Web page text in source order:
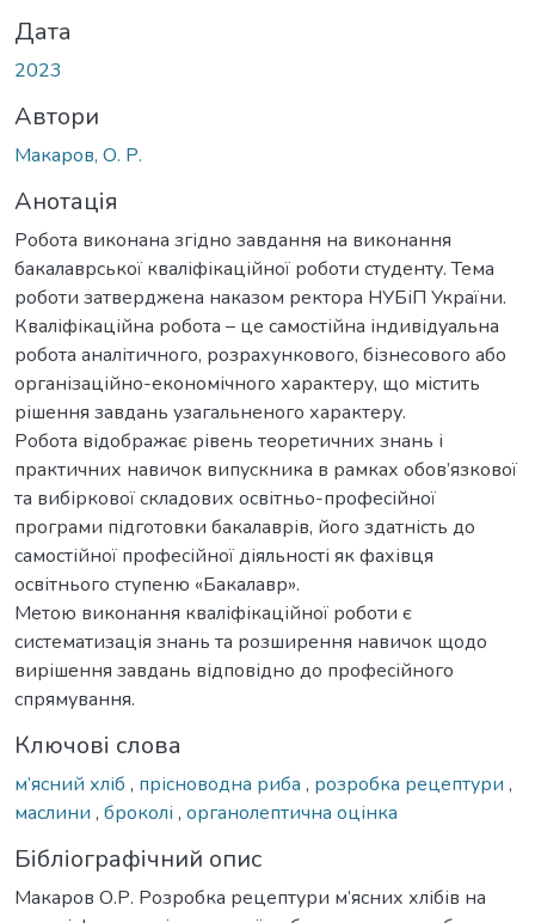
Дата
2023
Автори
Макаров, О. Р.
Анотація
Робота виконана згідно завдання на виконання
бакалаврської кваліфікаційної роботи студенту. Тема
роботи затверджена наказом ректора НУБіП України.
Кваліфікаційна робота – це самостійна індивідуальна
робота аналітичного, розрахункового, бізнесового або
організаційно-економічного характеру, що містить
рішення завдань узагальненого характеру.
Робота відображає рівень теоретичних знань і
практичних навичок випускника в рамках обов’язкової
та вибіркової складових освітньо-професійної
програми підготовки бакалаврів, його здатність до
самостійної професійної діяльності як фахівця
освітнього ступеню «Бакалавр».
Метою виконання кваліфікаційної роботи є
систематизація знань та розширення навичок щодо
вирішення завдань відповідно до професійного
спрямування.
Ключові слова
м’ясний хліб , прісноводна риба , розробка рецептури ,
маслини , броколі , органолептична оцінка
Бібліографічний опис
Макаров О.Р. Розробка рецептури м’ясних хлібів на